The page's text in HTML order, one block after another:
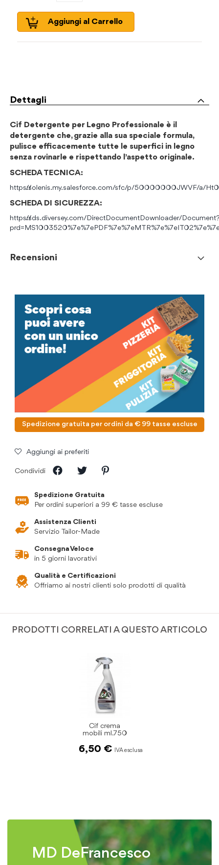
Aggiungi al Carrello
Dettagli
Cif Detergente per Legno Professionale è il
detergente che, grazie alla sua speciale formula,
pulisce efficacemente tutte le superfici in legno
senza rovinarle e rispettando l’aspetto originale.
SCHEDA TECNICA:
https://solenis.my.salesforce.com/sfc/p/50000000JWVF/a/
SCHEDA DI SICUREZZA:
https://sds.diversey.com/DirectDocumentDownloader/Document?
Recensioni
Spedizione gratuita per ordini da € 99 tasse escluse
Aggiungi ai preferiti
Condividi
Spedizione Gratuita
Per ordini superiori a 99 € tasse escluse
Assistenza Clienti
Servizio Tailor-Made
Consegna Veloce
in 5 giorni lavorativi
Qualità e Certificazioni
Offriamo ai nostri clienti solo prodotti di qualità
PRODOTTI CORRELATI A QUESTO ARTICOLO
Cif crema
mobili ml.750
6,50 €
MD DeFrancesco